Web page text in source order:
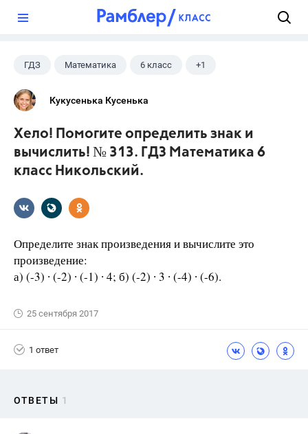
ГДЗ Математика 6 класс +1
Никольский С.М.
Кукусенька Кусенька
Хело! Помогите определить знак и
вычислить! № 313. ГДЗ Математика 6
класс Никольский.
Определите знак произведения и вычислите это
произведение:
а) (-3) ∙ (-2) ∙ (-1) ∙ 4; б) (-2) ∙ 3 ∙ (-4) ∙ (-6).
25 сентября 2017
1 ответ
ОТВЕТЫ 1